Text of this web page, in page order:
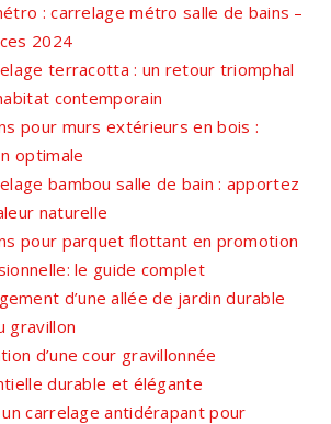
: carrelage métro salle de bains –
2024
terracotta : un retour triomphal
contemporain
pour murs extérieurs en bois :
optimale
bambou salle de bain : apportez
naturelle
pour parquet flottant en promotion
le guide complet
d’une allée de jardin durable
gravillon
d’une cour gravillonnée
durable et élégante
un carrelage antidérapant pour